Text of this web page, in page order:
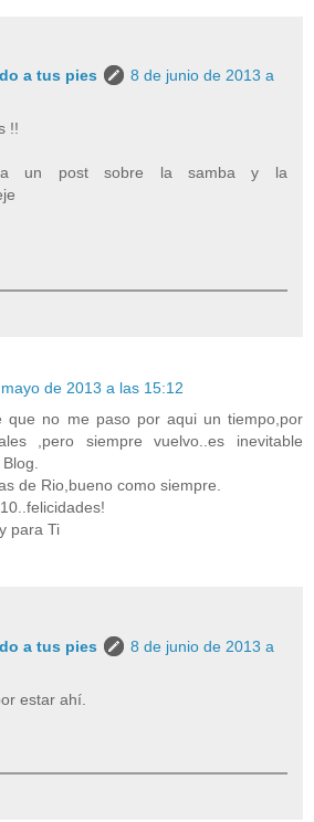
a tus pies
8 de junio de 2013 a
!!
un post sobre la samba y la
de 2013 a las 15:12
que no me paso por aqui un tiempo,por
,pero siempre vuelvo..es inevitable
de Rio,bueno como siempre.
para Ti
a tus pies
8 de junio de 2013 a
estar ahí.